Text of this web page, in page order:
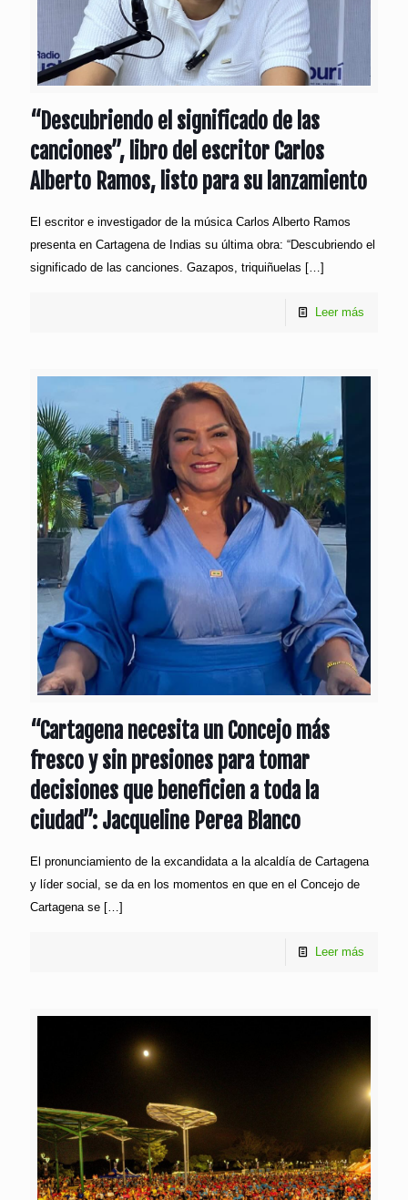
“Descubriendo el significado de las
canciones”, libro del escritor Carlos
Alberto Ramos, listo para su lanzamiento
El escritor e investigador de la música Carlos Alberto Ramos
presenta en Cartagena de Indias su última obra: “Descubriendo el
significado de las canciones. Gazapos, triquiñuelas […]
Leer más
“Cartagena necesita un Concejo más
fresco y sin presiones para tomar
decisiones que beneficien a toda la
ciudad”: Jacqueline Perea Blanco
El pronunciamiento de la excandidata a la alcaldía de Cartagena
y líder social, se da en los momentos en que en el Concejo de
Cartagena se […]
Leer más